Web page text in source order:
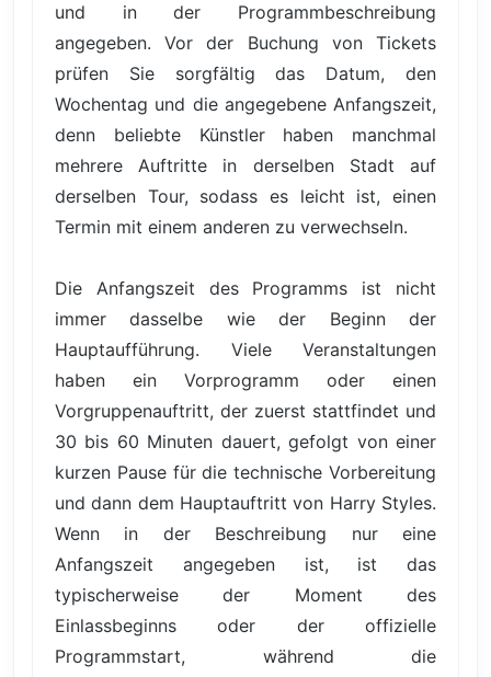
und in der Programmbeschreibung
angegeben. Vor der Buchung von Tickets
prüfen Sie sorgfältig das Datum, den
Wochentag und die angegebene Anfangszeit,
denn beliebte Künstler haben manchmal
mehrere Auftritte in derselben Stadt auf
derselben Tour, sodass es leicht ist, einen
Termin mit einem anderen zu verwechseln.
Die Anfangszeit des Programms ist nicht
immer dasselbe wie der Beginn der
Hauptaufführung. Viele Veranstaltungen
haben ein Vorprogramm oder einen
Vorgruppenauftritt, der zuerst stattfindet und
30 bis 60 Minuten dauert, gefolgt von einer
kurzen Pause für die technische Vorbereitung
und dann dem Hauptauftritt von Harry Styles.
Wenn in der Beschreibung nur eine
Anfangszeit angegeben ist, ist das
typischerweise der Moment des
Einlassbeginns oder der offizielle
Programmstart, während die